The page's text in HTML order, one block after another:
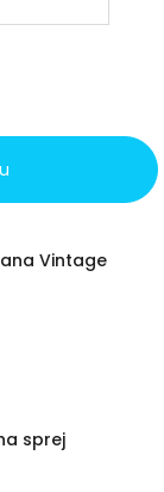
Vintage
sprej